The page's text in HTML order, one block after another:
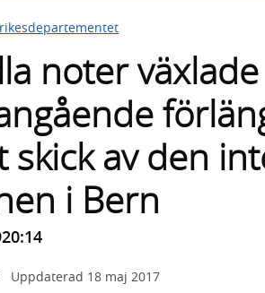
noter
skick av den
i Bern
Uppdaterad 18 maj 2017